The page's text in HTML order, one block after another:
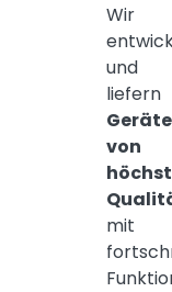
Wir
und
liefern
Geräte
von
mit